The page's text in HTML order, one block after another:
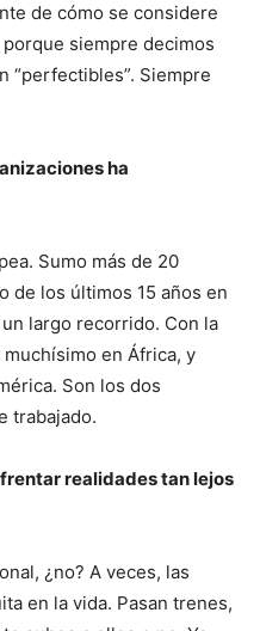
de cómo se considere
siempre decimos
“perfectibles”. Siempre
ha
Sumo más de 20
de los últimos 15 años en
largo recorrido. Con la
en África, y
Son los dos
trabajado.
realidades tan lejos
¿no? A veces, las
en la vida. Pasan trenes,